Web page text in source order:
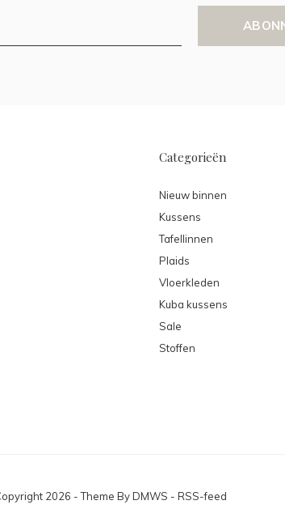
Categorieën
Nieuw binnen
Kussens
Tafellinnen
Plaids
Vloerkleden
Kuba kussens
Sale
Stoffen
2026 - Theme ByDMWS - RSS-feed